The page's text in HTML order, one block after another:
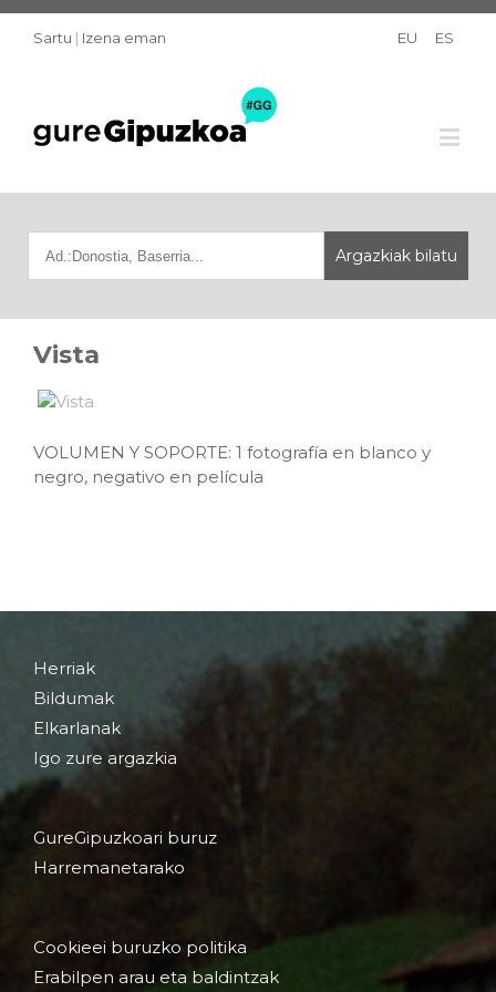
Sartu | Izena eman EU ES
Vista
VOLUMEN Y SOPORTE: 1 fotografía en blanco y
negro, negativo en película
Herriak
Bildumak
Elkarlanak
Igo zure argazkia
GureGipuzkoari buruz
Harremanetarako
Cookieei buruzko politika
Erabilpen arau eta baldintzak